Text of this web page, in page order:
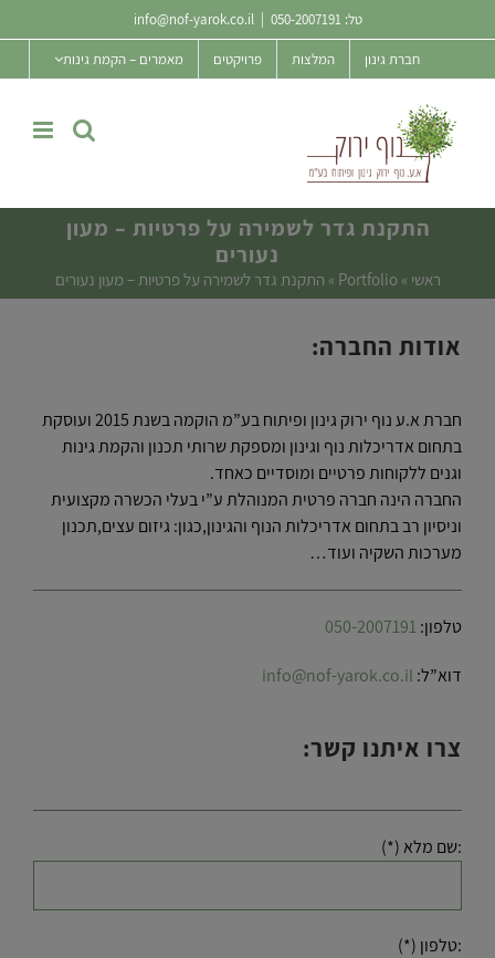
to
טל:050-2007191
info@nof-yarok.co.il
חברת גינון המלצות פרויקטים מאמרים – הקמת גינות
התקנת גדר לשמירה על פרטיות – מעון
נעורים
ראשי »
Portfolio
» התקנת גדר לשמירה על פרטיות – מעון נעורים
אודות החברה:
חברת א.ע נוף ירוק גינון ופיתוח בע”מ הוקמה בשנת 2015 ועוסקת
בתחום אדריכלות נוף וגינון ומספקת שרותי תכנון והקמת גינות
וגנים ללקוחות פרטיים ומוסדיים כאחד.
החברה הינה חברה פרטית המנוהלת ע”י בעלי הכשרה מקצועית
וניסיון רב בתחום אדריכלות הנוף והגינון,כגון: גיזום עצים,תכנון
מערכות השקיה ועוד…
טלפון:050-2007191
דוא”ל: info@nof-yarok.co.il
צרו איתנו קשר:
:שם מלא (*)
:טלפון (*)